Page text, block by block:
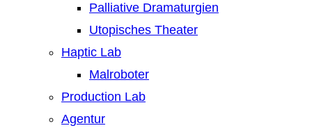
Palliative Dramaturgien
Utopisches Theater
Haptic Lab
Malroboter
Production Lab
Agentur